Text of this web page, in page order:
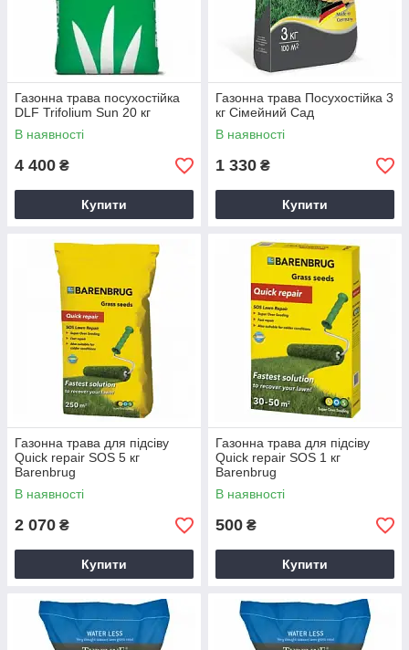
Газонна трава посухостійка
DLF Trifolium Sun 20 кг
В наявності
4 400 ₴
Купити
Газонна трава Посухостійка 3
кг Сімейний Сад
В наявності
1 330 ₴
Купити
Газонна трава для підсіву
Quick repair SOS 5 кг
Barenbrug
В наявності
2 070 ₴
Купити
Газонна трава для підсіву
Quick repair SOS 1 кг
Barenbrug
В наявності
500 ₴
Купити